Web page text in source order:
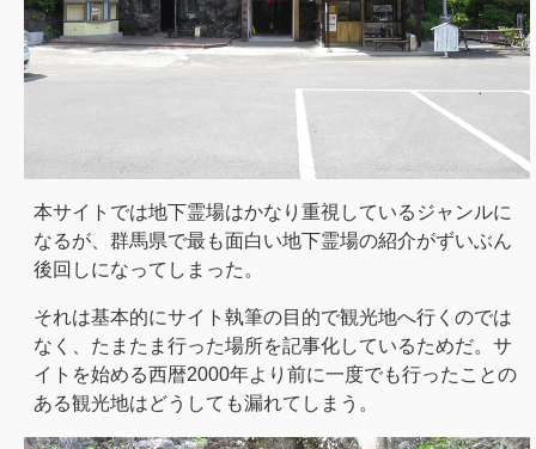
本サイトでは地下霊場はかなり重視しているジャンルに
なるが、群馬県で最も面白い地下霊場の紹介がずいぶん
後回しになってしまった。
それは基本的にサイト執筆の目的で観光地へ行くのでは
なく、たまたま行った場所を記事化しているためだ。サ
イトを始める西暦2000年より前に一度でも行ったことの
ある観光地はどうしても漏れてしまう。